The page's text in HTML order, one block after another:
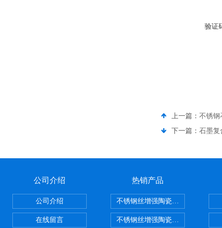
验证
上一篇： 不锈钢
下一篇： 石墨复
公司介绍
公司介绍
在线留言
热销产品
不锈钢丝增强陶瓷纤维布，陶瓷布
不锈钢丝增强陶瓷纤维布应用范围